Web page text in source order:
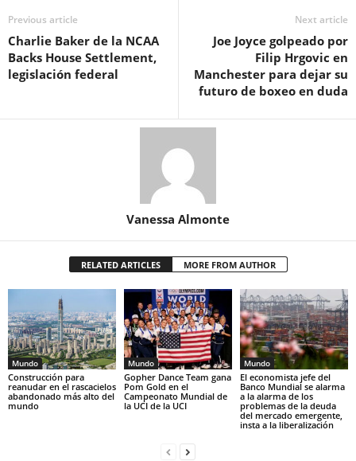
Previous article
Charlie Baker de la NCAA
Backs House Settlement,
legislación federal
Next article
Joe Joyce golpeado por
Filip Hrgovic en
Manchester para dejar su
futuro de boxeo en duda
Vanessa Almonte
RELATED ARTICLES MORE FROM AUTHOR
Mundo
Construcción para
reanudar en el rascacielos
abandonado más alto del
mundo
Mundo
Gopher Dance Team gana
Pom Gold en el
Campeonato Mundial de
la UCI de la UCI
Mundo
El economista jefe del
Banco Mundial se alarma
a la alarma de los
problemas de la deuda
del mercado emergente,
insta a la liberalización